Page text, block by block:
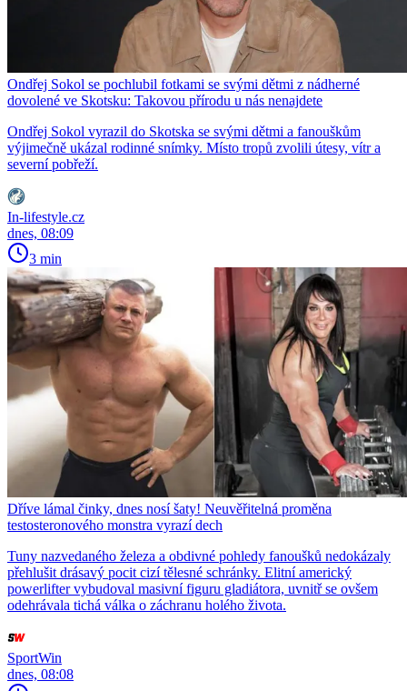
Ondřej Sokol se pochlubil fotkami se svými dětmi z nádherné
dovolené ve Skotsku: Takovou přírodu u nás nenajdete
Ondřej Sokol vyrazil do Skotska se svými dětmi a fanouškům
výjimečně ukázal rodinné snímky. Místo tropů zvolili útesy, vítr a
severní pobřeží.
In-lifestyle.cz
dnes, 08:09
3 min
Dříve lámal činky, dnes nosí šaty! Neuvěřitelná proměna
testosteronového monstra vyrazí dech
Tuny nazvedaného železa a obdivné pohledy fanoušků nedokázaly
přehlušit drásavý pocit cizí tělesné schránky. Elitní americký
powerlifter vybudoval masivní figuru gladiátora, uvnitř se ovšem
odehrávala tichá válka o záchranu holého života.
SportWin
dnes, 08:08